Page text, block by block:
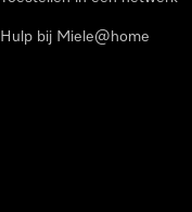
Hulp bij Miele@home